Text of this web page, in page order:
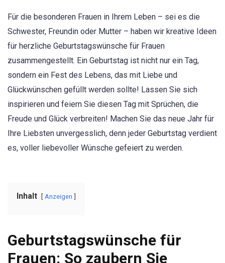
Für die besonderen Frauen in Ihrem Leben – sei es die
Schwester, Freundin oder Mutter – haben wir kreative Ideen
für herzliche Geburtstagswünsche für Frauen
zusammengestellt. Ein Geburtstag ist nicht nur ein Tag,
sondern ein Fest des Lebens, das mit Liebe und
Glückwünschen gefüllt werden sollte! Lassen Sie sich
inspirieren und feiern Sie diesen Tag mit Sprüchen, die
Freude und Glück verbreiten! Machen Sie das neue Jahr für
Ihre Liebsten unvergesslich, denn jeder Geburtstag verdient
es, voller liebevoller Wünsche gefeiert zu werden.
Inhalt Anzeigen
Geburtstagswünsche für
Frauen: So zaubern Sie